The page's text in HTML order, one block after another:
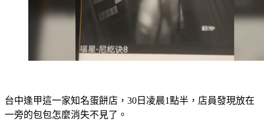
台中逢甲這一家知名蛋餅店，30日凌晨1點半，店員發現放在
一旁的包包怎麼消失不見了。